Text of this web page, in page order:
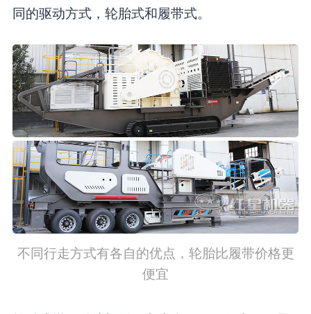
同的驱动方式，轮胎式和履带式。
不同行走方式有各自的优点，轮胎比履带价格更
便宜